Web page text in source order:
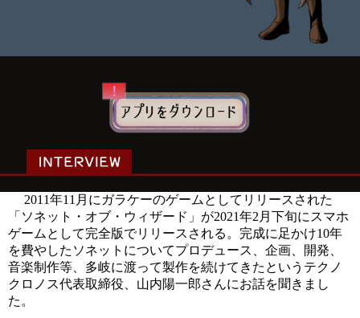
2011年11月にガラケーのゲームとしてリリースされた
「ソネット・オブ・ウィザード」が2021年2月下旬にスマホ
ゲームとして完全版でリリースされる。完成に足かけ10年
を費やしたソネットについてプロデュース、企画、開発、
音楽制作等、多岐に渡って製作を続けてきたというテクノ
クロノス代表取締役、山内陽一郎さんにお話を聞きまし
た。